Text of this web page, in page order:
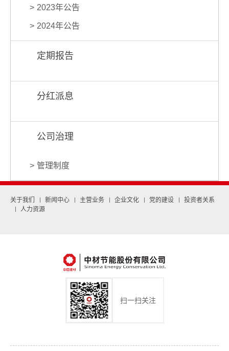
2023年公告
2024年公告
定期报告
分红派息
公司治理
管理制度
关于我们 新闻中心 主营业务 企业文化 党的建设
投资者关系
人力资源
扫一扫关注